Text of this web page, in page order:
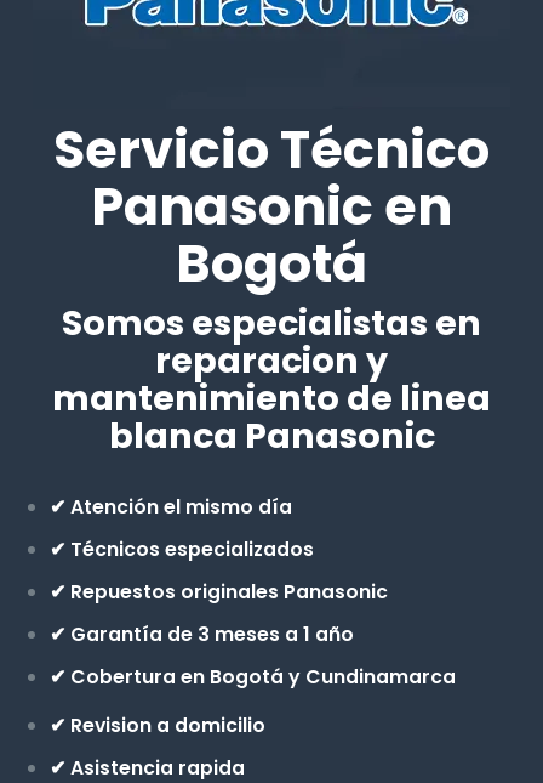
Servicio Técnico
Panasonic en
Bogotá
Somos especialistas en
reparacion y
mantenimiento de linea
blanca Panasonic
✔ Atención el mismo día
✔ Técnicos especializados
✔ Repuestos originales Panasonic
✔ Garantía de 3 meses a 1 año
✔ Cobertura en Bogotá y Cundinamarca
✔ Revision a domicilio
✔ Asistencia rapida